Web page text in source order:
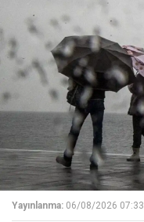
Yayınlanma: 06/08/2026 07:33